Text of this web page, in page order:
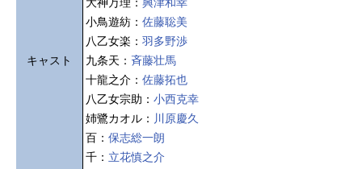
キャスト
小鳥遊紡： 佐藤聡美
八乙女楽： 羽多野渉
九条天： 斉藤壮馬
十龍之介： 佐藤拓也
八乙女宗助： 小西克幸
姉鷺カオル： 川原慶久
百： 保志総一朗
千： 立花慎之介